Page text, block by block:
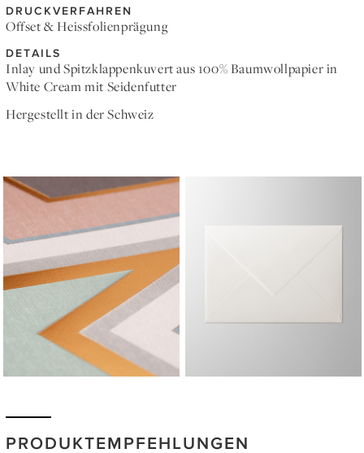
DRUCKVERFAHREN
Offset & Heissfolienprägung
DETAILS
Inlay und Spitzklappenkuvert aus 100% Baumwollpapier in
White Cream mit Seidenfutter
Hergestellt in der Schweiz
PRODUKTEMPFEHLUNGEN